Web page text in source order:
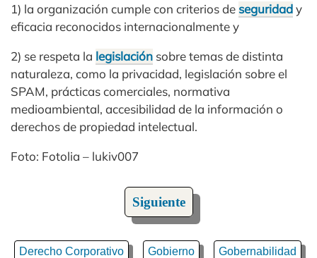
1) la organización cumple con criterios de seguridady
eficacia reconocidos internacionalmente y
2) se respeta la legislación sobre temas de distinta
naturaleza, como la privacidad, legislación sobre el
SPAM, prácticas comerciales, normativa
medioambiental, accesibilidad de la información o
derechos de propiedad intelectual.
Foto: Fotolia – lukiv007
Siguiente
Derecho Corporativo Gobierno Gobernabilidad